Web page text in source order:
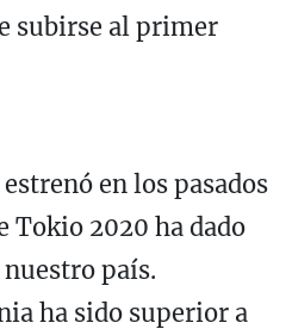
subirse al primer
en los pasados
Tokio 2020 ha dado
país.
ha sido superior a